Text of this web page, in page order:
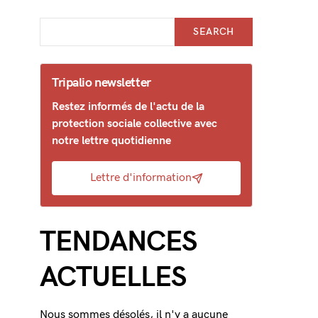
SEARCH
Tripalio newsletter
Restez informés de l'actu de la
protection sociale collective avec
notre lettre quotidienne
Lettre d'information
TENDANCES
ACTUELLES
Nous sommes désolés, il n'y a aucune